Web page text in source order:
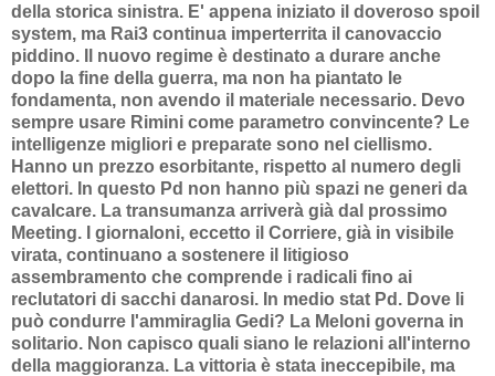
della storica sinistra. E' appena iniziato il doveroso spoil
system, ma Rai3 continua imperterrita il canovaccio
piddino. Il nuovo regime è destinato a durare anche
dopo la fine della guerra, ma non ha piantato le
fondamenta, non avendo il materiale necessario. Devo
sempre usare Rimini come parametro convincente? Le
intelligenze migliori e preparate sono nel ciellismo.
Hanno un prezzo esorbitante, rispetto al numero degli
elettori. In questo Pd non hanno più spazi ne generi da
cavalcare. La transumanza arriverà già dal prossimo
Meeting. I giornaloni, eccetto il Corriere, già in visibile
virata, continuano a sostenere il litigioso
assembramento che comprende i radicali fino ai
reclutatori di sacchi danarosi. In medio stat Pd. Dove li
può condurre l'ammiraglia Gedi? La Meloni governa in
solitario. Non capisco quali siano le relazioni all'interno
della maggioranza. La vittoria è stata ineccepibile, ma